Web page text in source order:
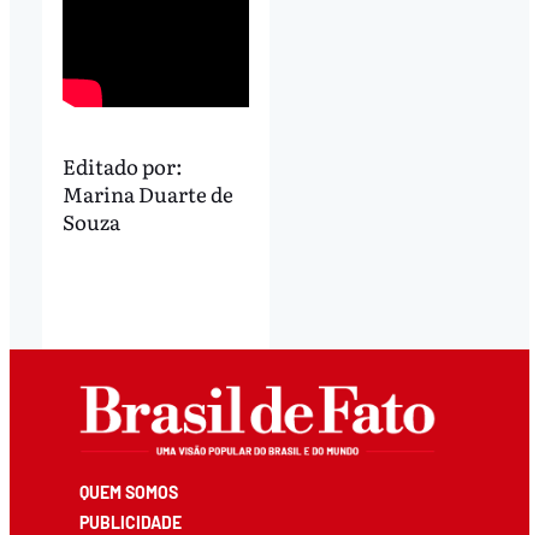
Editado por:
Marina Duarte de
Souza
QUEM SOMOS
PUBLICIDADE